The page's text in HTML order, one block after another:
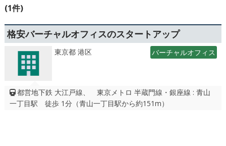
(1件)
格安バーチャルオフィスのスタートアップ
東京都 港区 バーチャルオフィス
都営地下鉄 大江戸線、 東京メトロ 半蔵門線・銀座線 : 青山
一丁目駅 徒歩 1分（青山一丁目駅から約151m）